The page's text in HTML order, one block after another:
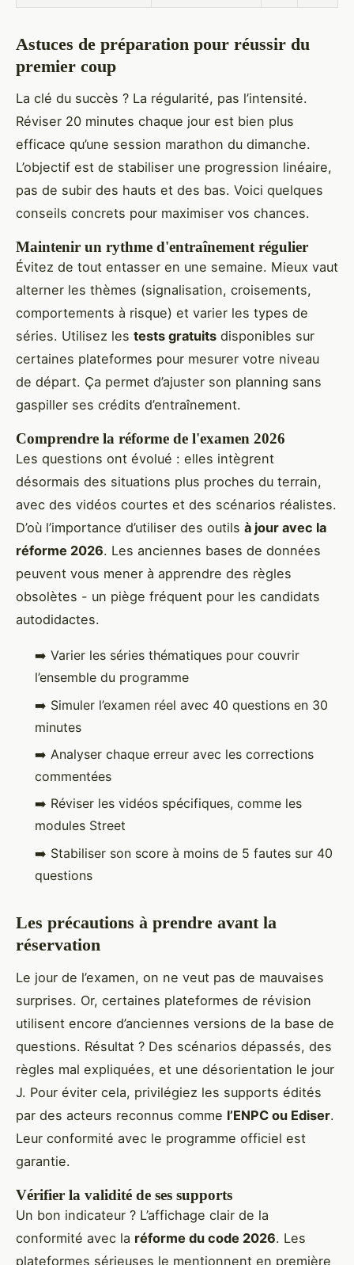
Astuces de préparation pour réussir du
premier coup
La clé du succès ? La régularité, pas l’intensité.
Réviser 20 minutes chaque jour est bien plus
efficace qu’une session marathon du dimanche.
L’objectif est de stabiliser une progression linéaire,
pas de subir des hauts et des bas. Voici quelques
conseils concrets pour maximiser vos chances.
Maintenir un rythme d'entraînement régulier
Évitez de tout entasser en une semaine. Mieux vaut
alterner les thèmes (signalisation, croisements,
comportements à risque) et varier les types de
séries. Utilisez les tests gratuits disponibles sur
certaines plateformes pour mesurer votre niveau
de départ. Ça permet d’ajuster son planning sans
gaspiller ses crédits d’entraînement.
Comprendre la réforme de l'examen 2026
Les questions ont évolué : elles intègrent
désormais des situations plus proches du terrain,
avec des vidéos courtes et des scénarios réalistes.
D’où l’importance d’utiliser des outils à jour avec la
réforme 2026. Les anciennes bases de données
peuvent vous mener à apprendre des règles
obsolètes - un piège fréquent pour les candidats
autodidactes.
➡️ Varier les séries thématiques pour couvrir
l’ensemble du programme
➡️ Simuler l’examen réel avec 40 questions en 30
minutes
➡️ Analyser chaque erreur avec les corrections
commentées
➡️ Réviser les vidéos spécifiques, comme les
modules Street
➡️ Stabiliser son score à moins de 5 fautes sur 40
questions
Les précautions à prendre avant la
réservation
Le jour de l’examen, on ne veut pas de mauvaises
surprises. Or, certaines plateformes de révision
utilisent encore d’anciennes versions de la base de
questions. Résultat ? Des scénarios dépassés, des
règles mal expliquées, et une désorientation le jour
J. Pour éviter cela, privilégiez les supports édités
par des acteurs reconnus comme l’ENPC ou Ediser.
Leur conformité avec le programme officiel est
garantie.
Vérifier la validité de ses supports
Un bon indicateur ? L’affichage clair de la
conformité avec la réforme du code 2026. Les
plateformes sérieuses le mentionnent en première